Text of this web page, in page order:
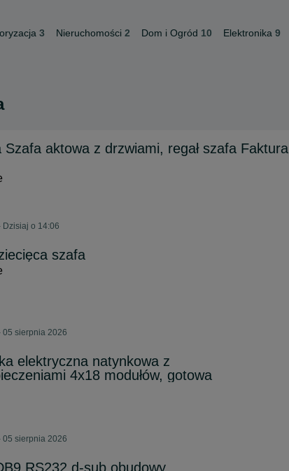
3 Nieruchomości 2 Dom i Ogród 10 Elektronika 9
Szafa aktowa z drzwiami, regał szafa Faktura
Dzisiaj o 14:06
szafa
05 sierpnia 2026
elektryczna natynkowa z
4x18 modułów, gotowa
05 sierpnia 2026
RS232 d-sub obudowy